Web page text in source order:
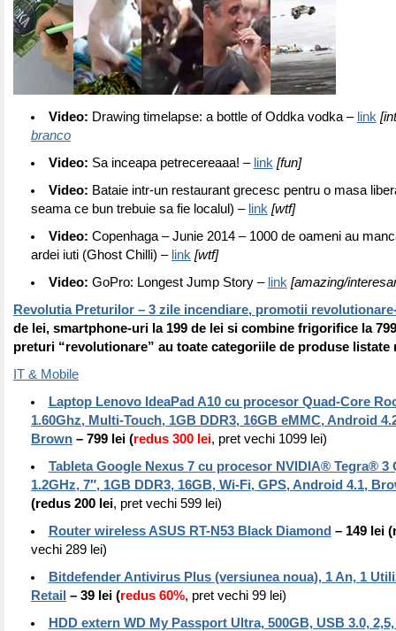
Video: Drawing timelapse: a bottle of Oddka vodka – link
branco
Video: Sa inceapa petrecereaaa! – link [fun]
Video: Bataie intr-un restaurant grecesc pentru o masa
seama ce bun trebuie sa fie localul) – link [wtf]
Video: Copenhaga – Junie 2014 – 1000 de oameni au
ardei iuti (Ghost Chilli) – link [wtf]
Video: GoPro: Longest Jump Story – link [amazing/
Revolutia Preturilor – 3 zile incendiare, promotii
de lei, smartphone-uri la 199 de lei si combine frigorifice la
preturi “revolutionare” au toate categoriile de produse listate
IT & Mobile
Laptop Lenovo IdeaPad A10 cu procesor Quad-Core
1.60Ghz, Multi-Touch, 1GB DDR3, 16GB eMMC, Android
Brown – 799 lei (redus 300 lei, pret vechi 1099 lei)
Tableta Google Nexus 7 cu procesor NVIDIA® Tegra® 3
1.2GHz, 7″, 1GB DDR3, 16GB, Wi-Fi, GPS, Android 4.1,
(redus 200 lei, pret vechi 599 lei)
Router wireless ASUS RT-N53 Black Diamond – 149 lei
vechi 289 lei)
Bitdefender Antivirus Plus (versiunea noua), 1 An, 1
Retail – 39 lei (redus 60%, pret vechi 99 lei)
HDD extern WD My Passport Ultra, 500GB, USB 3.0,